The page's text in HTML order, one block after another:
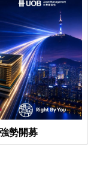
勢開募